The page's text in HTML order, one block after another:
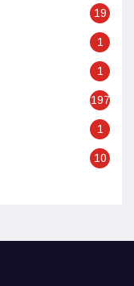
19
1
1
197
1
10